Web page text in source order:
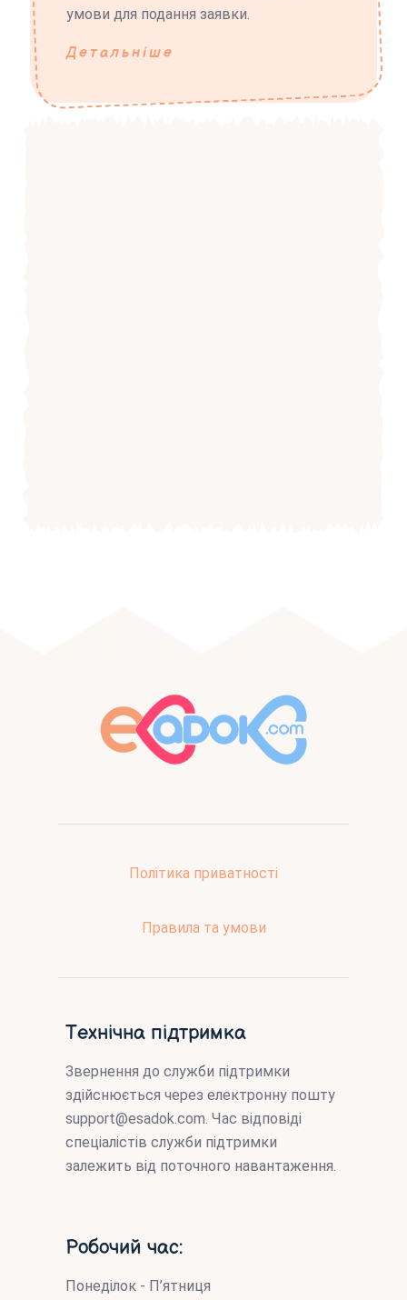
умови для подання заявки.
Детальніше
Політика приватності
Правила та умови
Технічна підтримка
Звернення до служби підтримки
здійснюється через електронну пошту
support@esadok.com. Час відповіді
спеціалістів служби підтримки
залежить від поточного навантаження.
Робочий час:
Понеділок - П’ятниця